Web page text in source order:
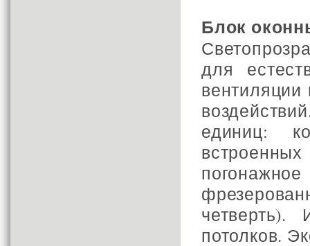
Блок
для
единиц:
потолков.